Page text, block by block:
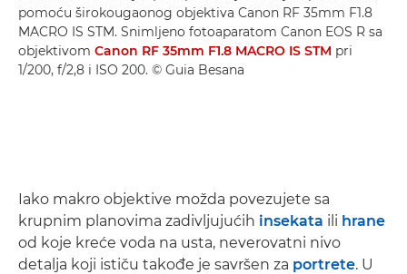
pomoću širokougaonog objektiva Canon RF 35mm F1.8
MACRO IS STM. Snimljeno fotoaparatom Canon EOS R sa
objektivom Canon RF 35mm F1.8 MACRO IS STM pri
1/200, f/2,8 i ISO 200. © Guia Besana
Iako makro objektive možda povezujete sa
krupnim planovima zadivljujućih insekata ili hrane
od koje kreće voda na usta, neverovatni nivo
detalja koji ističu takođe je savršen za portrete. U